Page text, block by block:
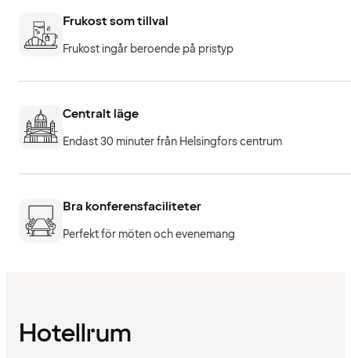
Frukost som tillval
Frukost ingår beroende på pristyp
Centralt läge
Endast 30 minuter från Helsingfors centrum
Bra konferensfaciliteter
Perfekt för möten och evenemang
Hotellrum